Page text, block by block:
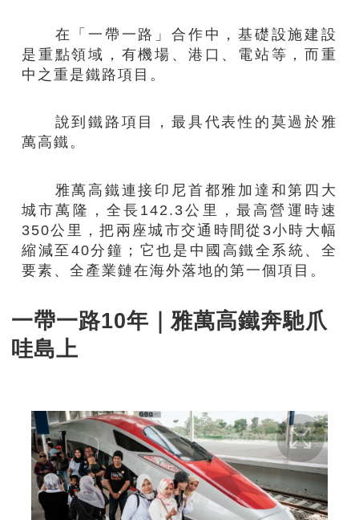
在「一帶一路」合作中，基礎設施建設
是重點領域，有機場、港口、電站等，而重
中之重是鐵路項目。
說到鐵路項目，最具代表性的莫過於雅
萬高鐵。
雅萬高鐵連接印尼首都雅加達和第四大
城市萬隆，全長142.3公里，最高營運時速
350公里，把兩座城市交通時間從3小時大幅
縮減至40分鐘；它也是中國高鐵全系統、全
要素、全產業鏈在海外落地的第一個項目。
一帶一路10年｜雅萬高鐵奔馳爪
哇島上